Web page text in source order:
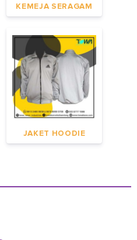
KEMEJA SERAGAM
JAKET HOODIE